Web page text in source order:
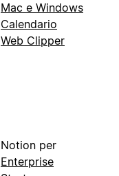
Mac e Windows
Calendario
Web Clipper
Notion per
Enterprise